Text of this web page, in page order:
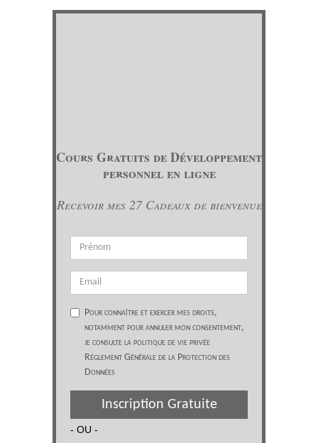
Cours Gratuits de Développement
personnel en ligne
Recevoir mes 27 Cadeaux de bienvenue
Pour connaître et exercer mes droits,
notamment pour annuler mon consentement,
je consulte la politique de vie privée
Réglement Générale de la Protection des
Données
Inscription Gratuite
- OU -